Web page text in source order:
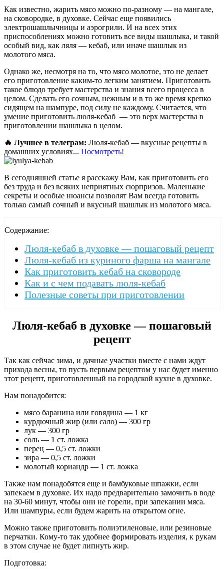
Как известно, жарить мясо можно по-разному — на мангале,
на сковородке, в духовке. Сейчас еще появились
электрошашлычницы и аэрогрили. И на всех этих
приспособлениях можно готовить все виды шашлыка, и такой
особый вид, как ляля — кебаб, или иначе шашлык из
молотого мяса.
Однако же, несмотря на то, что мясо молотое, это не делает
его приготовление каким-то легким занятием. Приготовить
такое блюдо требует мастерства и знания всего процесса в
целом. Сделать его сочным, нежным и в то же время крепко
сидящем на шампуре, под силу не каждому. Считается, что
умение приготовить люля-кебаб — это верх мастерства в
приготовлении шашлыка в целом.
🔥 Лучшее в телеграм: Люля-кебаб — вкусные рецепты в
домашних условиях... Посмотреть!
В сегодняшней статье я расскажу Вам, как приготовить его
без труда и без всяких неприятных сюрпризов. Маленькие
секреты и особые нюансы позволят Вам всегда готовить
только самый сочный и вкусный шашлык из молотого мяса.
Содержание:
Люля-кебаб в духовке — пошаговый рецепт
Люля-кебаб из куриного фарша на мангале
Как приготовить кебаб на сковороде
Как и с чем подавать люля-кебаб
Полезные советы при приготовлении
Люля-кебаб в духовке — пошаговый
рецепт
Так как сейчас зима, и дачные участки вместе с нами ждут
прихода весны, то пусть первым рецептом у нас будет именно
этот рецепт, приготовленный на городской кухне в духовке.
Нам понадобится:
мясо баранина или говядина — 1 кг
курдючный жир (или сало) — 300 гр
лук — 300 гр
соль — 1 ст. ложка
перец — 0,5 ст. ложки
зира — 0,5 ст. ложки
молотый кориандр — 1 ст. ложка
Также нам понадобятся еще и бамбуковые шпажки, если
запекаем в духовке. Их надо предварительно замочить в воде
на 30-60 минут, чтобы они не горели, при запекании мяса.
Или шампуры, если будем жарить на открытом огне.
Можно также приготовить полиэтиленовые, или резиновые
перчатки. Кому-то так удобнее формировать изделия, к рукам
в этом случае не будет липнуть жир.
Подготовка: